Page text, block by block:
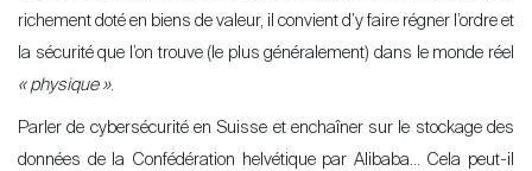
richement doté en biens de valeur, il convient d’y faire régner l’ordre et
la sécurité que l’on trouve (le plus généralement) dans le monde réel
« physique ».
Parler de cybersécurité en Suisse et enchaîner sur le stockage des
données de la Confédération helvétique par Alibaba… Cela peut-il